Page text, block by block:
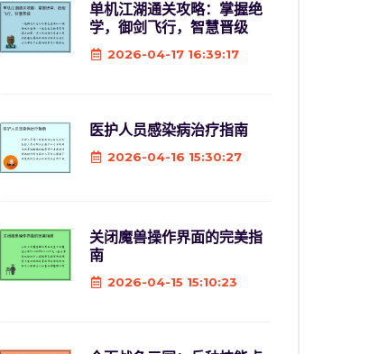
单机江湖通关攻略：掌握绝
学，御剑飞行，智慧晋级
2026-04-17 16:39:17
医护人员感染病治疗指南
2026-04-16 15:30:27
关闭魔兽操作界面的完美指
南
2026-04-15 15:10:23